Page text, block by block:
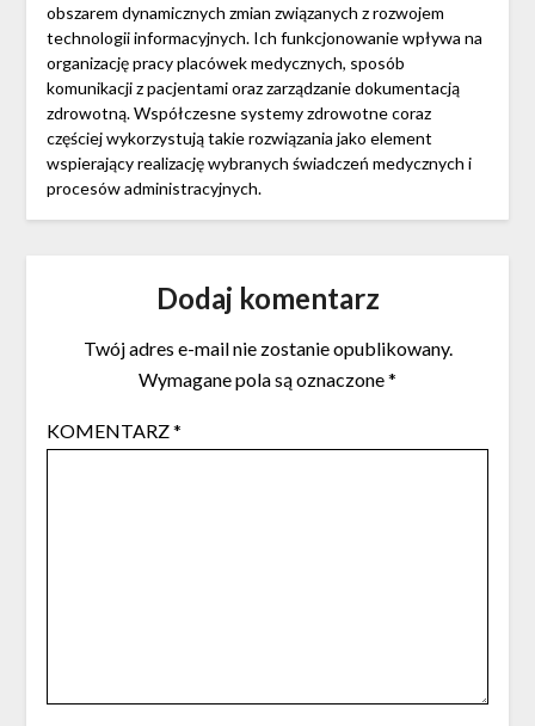
obszarem dynamicznych zmian związanych z rozwojem
technologii informacyjnych. Ich funkcjonowanie wpływa na
organizację pracy placówek medycznych, sposób
komunikacji z pacjentami oraz zarządzanie dokumentacją
zdrowotną. Współczesne systemy zdrowotne coraz
częściej wykorzystują takie rozwiązania jako element
wspierający realizację wybranych świadczeń medycznych i
procesów administracyjnych.
Dodaj komentarz
Twój adres e-mail nie zostanie opublikowany.
Wymagane pola są oznaczone*
KOMENTARZ*